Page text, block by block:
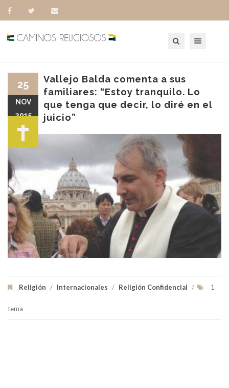
Vallejo Balda comenta a sus
familiares: “Estoy tranquilo. Lo
que tenga que decir, lo diré en el
juicio”
Religión / Internacionales / Religión Confidencial / 1
tema
25
NOV
2015